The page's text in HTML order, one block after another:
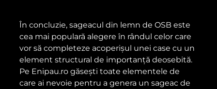
În concluzie, sageacul din lemn de OSB este
cea mai populară alegere în rândul celor care
vor să completeze acoperișul unei case cu un
element structural de importanță deosebită.
Pe Enipau.ro găsești toate elementele de
care ai nevoie pentru a genera un sageac de